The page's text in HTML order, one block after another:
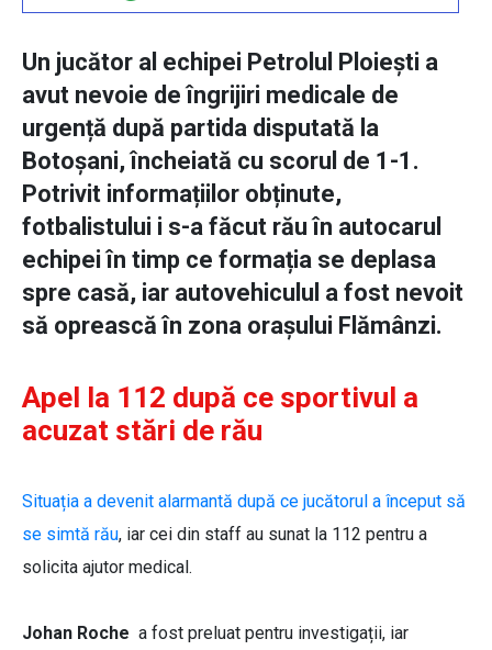
Un jucător al echipei Petrolul Ploiești a
avut nevoie de îngrijiri medicale de
urgență după partida disputată la
Botoșani, încheiată cu scorul de 1-1.
Potrivit informațiilor obținute,
fotbalistului i s-a făcut rău în autocarul
echipei în timp ce formația se deplasa
spre casă, iar autovehiculul a fost nevoit
să oprească în zona orașului Flămânzi.
Apel la 112 după ce sportivul a
acuzat stări de rău
Situația a devenit alarmantă după ce jucătorul a început să
se simtă rău, iar cei din staff au sunat la 112 pentru a
solicita ajutor medical.
Johan Roche a fost preluat pentru investigații, iar